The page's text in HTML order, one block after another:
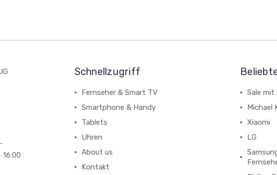
Schnellzugriff
Fernseher & Smart TV
Smartphone & Handy
Tablets
Uhren
About us
Kontakt
Sale mit
Michael
Xiaomi
LG